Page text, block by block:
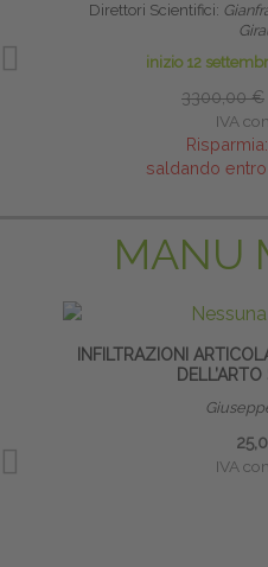
Direttori Scientifici:
inizio 12
3300,00 €
IVA
Risparmia:
saldando
MANU
INFILTRAZIONI
IVA